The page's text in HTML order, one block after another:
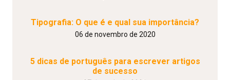
Tipografia: O que é e qual sua importância?
06 de novembro de 2020
5 dicas de português para escrever artigos
de sucesso